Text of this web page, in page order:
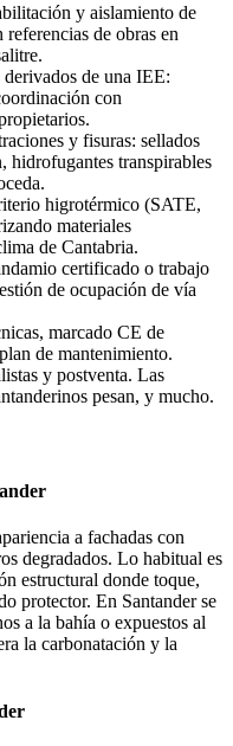
y aislamiento de
de obras en
de una IEE:
con
y fisuras: sellados
hidrofugantes transpirables
higrotérmico (SATE,
materiales
de Cantabria.
certificado o trabajo
de ocupación de vía
marcado CE de
de mantenimiento.
y postventa. Las
pesan, y mucho.
a fachadas con
degradados. Lo habitual es
estructural donde toque,
protector. En Santander se
a la bahía o expuestos al
la carbonatación y la